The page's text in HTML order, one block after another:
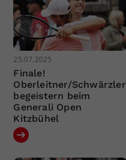
25.07.2025
Finale!
Oberleitner/Schwärzler
begeistern beim
Generali Open
Kitzbühel